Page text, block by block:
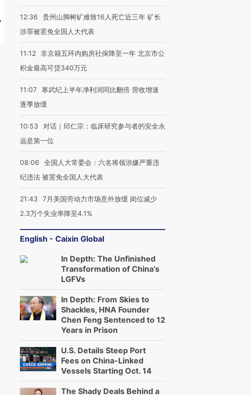
【推广】走进第四届链博
会，让数智科技“链”接产
【特别呈现】寻找100种
【商旅对话】华住集团
12:36
贵州山脚树矿难致16人死亡近三年 矿长
涉罪被罢免全国人大代表
11:12 非京籍五环内购房社保降至一年 北京市公
积金最高可贷340万元
11:07
寒武纪上半年净利润同比翻倍 营收增速
逐季放缓
10:53
对话｜邱仁宗：临床研究参与者的安全永
远是第一位
08:06
全国人大常委会：六名将领涉嫌严重违
纪违法 被罢免全国人大代表
21:43
7月美国劳动力市场意外放缓 岗位减少
2.3万个失业率降至4.1%
English - Caixin Global
In Depth: The Unfinished
Transformation of China’s
LGFVs
In Depth: From Skies to
Shackles, HNA Founder
Chen Feng Sentenced to 12
Years in Prison
U.S. Details Steep Port
Fees on China-Linked
Vessels Starting Oct. 14
The Shady Deals Behind a